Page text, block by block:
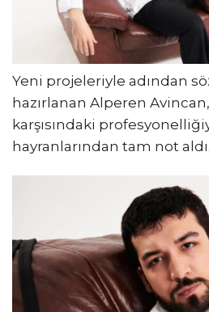
Yeni projeleriyle adından
hazırlanan Alperen
karşısındaki
hayranlarından tam not aldı.